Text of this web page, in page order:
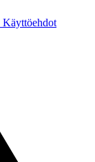
Käyttöehdot